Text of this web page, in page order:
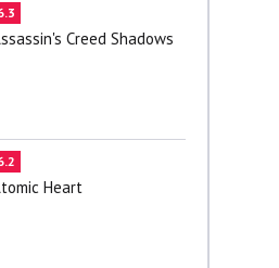
Creed Shadows
Heart